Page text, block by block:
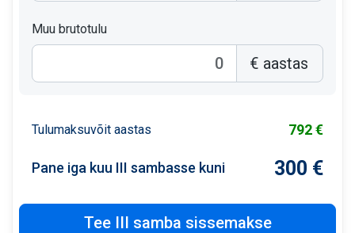
Muu brutotulu
€ aastas
Tulumaksuvõit aastas 792€
Pane iga kuu III sambasse kuni 300 €
Tee III samba sissemakse